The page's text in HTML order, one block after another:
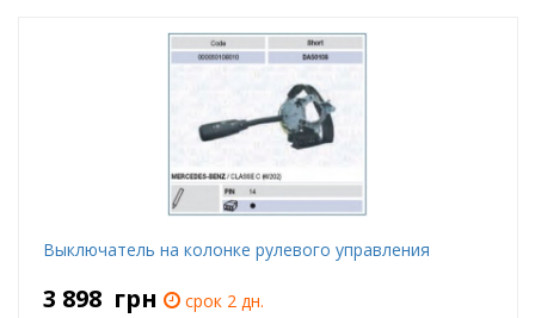
Выключатель на колонке рулевого управления
3 898 грн
срок 2 дн.